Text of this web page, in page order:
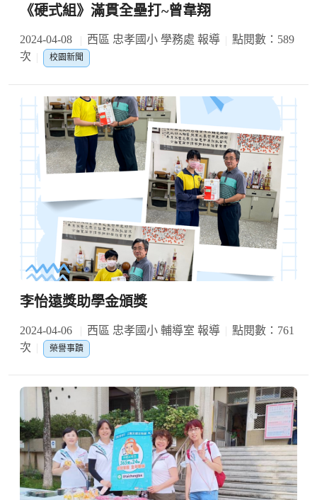
《硬式組》滿貫全壘打~曾韋翔
2024-04-08 西區 忠孝國小 學務處 報導
點閱數：589
次
校園新聞
李怡遠獎助學金頒獎
2024-04-06 西區 忠孝國小 輔導室 報導
點閱數：761
次
榮譽事蹟